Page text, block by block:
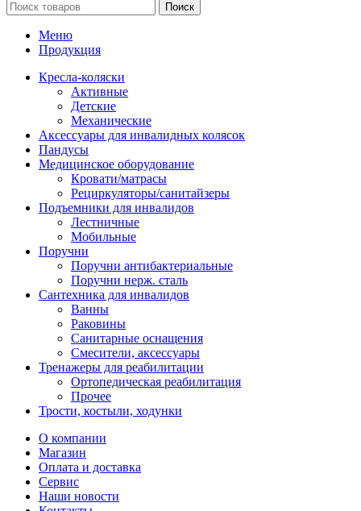
Поиск
Меню
Продукция
Кресла-коляски
Активные
Детские
Механические
Аксессуары для инвалидных колясок
Пандусы
Медицинское оборудование
Кровати/матрасы
Рециркуляторы/санитайзеры
Подъемники для инвалидов
Лестничные
Мобильные
Поручни
Поручни антибактериальные
Поручни нерж. сталь
Сантехника для инвалидов
Ванны
Раковины
Санитарные оснащения
Смесители, аксессуары
Тренажеры для реабилитации
Ортопедическая реабилитация
Прочее
Трости, костыли, ходунки
О компании
Магазин
Оплата и доставка
Сервис
Наши новости